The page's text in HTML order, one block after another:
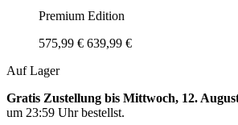
Premium Edition
575,99 € 639,99 €
Auf Lager
Gratis Zustellung bis Mittwoch, 12.
um 23:59 Uhrbestellst.